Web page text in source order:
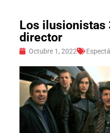
Los ilusionistas
director
Octubre 1, 2022